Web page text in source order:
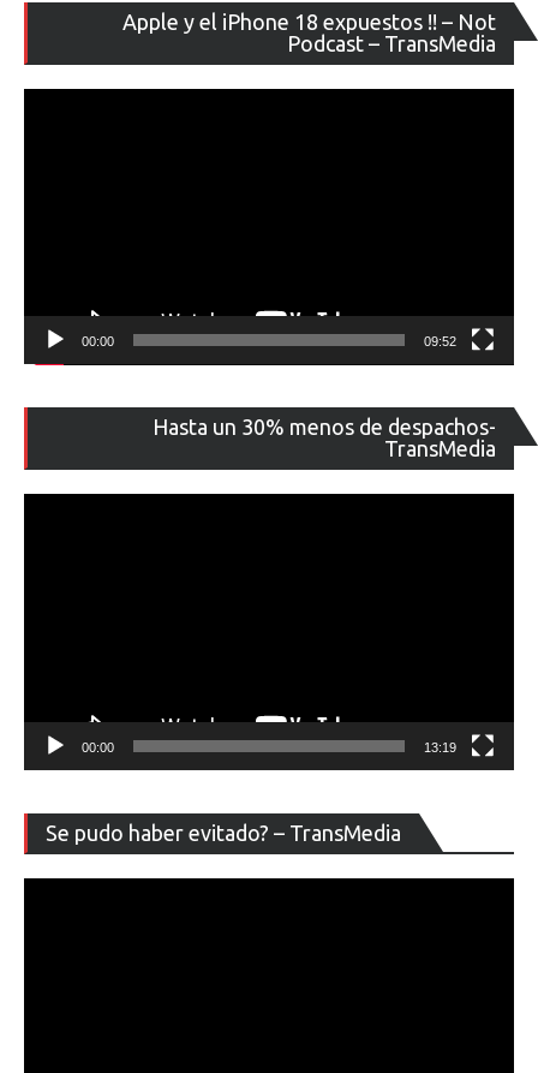
Apple y el iPhone 18 expuestos !! – Not
Podcast – TransMedia
de
00:00 09:52
Hasta un 30% menos de despachos-
TransMedia
de
00:00 13:19
Se pudo haber evitado? – TransMedia
de